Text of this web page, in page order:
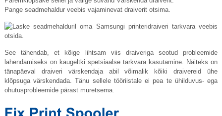
Pange seadmehaldur veebis vajaminevat draiverit otsima.
See tähendab, et kõige lihtsam viis draiveriga seotud probleemide
lahendamiseks on kaugeltki spetsiaalse tarkvara kasutamine. Näiteks on
tänapäeval draiveri värskendaja abil võimalik kõiki draivereid ühe
klõpsuga värskendada. Tänu sellele tööriistale ei pea te ühilduvus- ega
ohutusprobleemide pärast muretsema.